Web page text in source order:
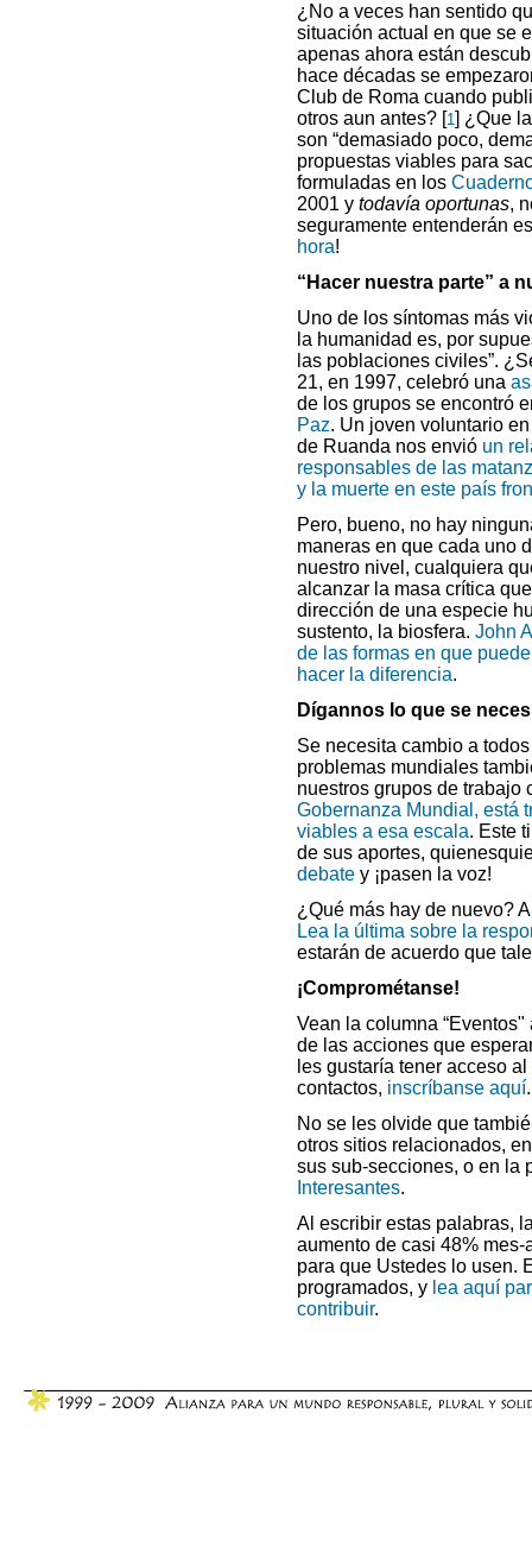
¿No a veces han sentido
situación actual en que se
apenas ahora están
hace décadas se
Club de Roma cuando
otros aun antes? [1] ¿Que
son “demasiado poco,
propuestas viables para
formuladas en los
2001 y todavía oportunas,
seguramente entenderán
hora!
“Hacer nuestra parte” a
Uno de los síntomas más
la humanidad es, por
las poblaciones civiles”.
21, en 1997, celebró una
de los grupos se encontró
Paz. Un joven voluntario
de Ruanda nos envió un
responsables de las
y la muerte en este país
Pero, bueno, no hay
maneras en que cada uno
nuestro nivel, cualquiera
alcanzar la masa crítica
dirección de una especie
sustento, la biosfera. John
de las formas en que
hacer la diferencia.
Dígannos lo que se
Se necesita cambio a
problemas mundiales
nuestros grupos de trabajo
Gobernanza Mundial, está
viables a esa escala. Este
de sus aportes,
debate y ¡pasen la voz!
¿Qué más hay de nuevo?
Lea la última sobre la
estarán de acuerdo que
¡Comprométanse!
Vean la columna
de las acciones que
les gustaría tener acceso
contactos, inscríbanse aquí.
No se les olvide que
otros sitios relacionados,
sus sub-secciones, o en la
Interesantes.
Al escribir estas palabras,
aumento de casi 48%
para que Ustedes lo usen.
programados, y lea aquí
contribuir.